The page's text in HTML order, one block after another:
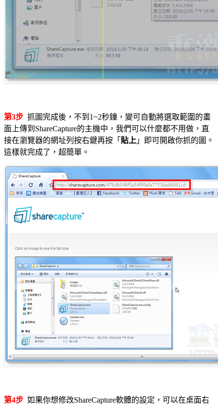
第3步 抓圖完成後，不到1~2秒鐘，變可自動將選取範圍的畫
面上傳到ShareCapture的主機中，我們可以什麼都不用做，直
接在瀏覽器的網址列按右鍵再按「 貼上 」即可開啟你抓的圖。
這樣就完成了，超簡單。
第4步 如果你想修改ShareCapture軟體的設定，可以在桌面右